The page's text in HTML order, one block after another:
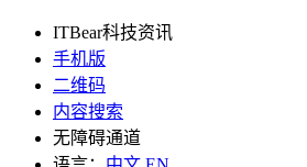
ITBear科技资讯
手机版
二维码
内容搜索
无障碍通道